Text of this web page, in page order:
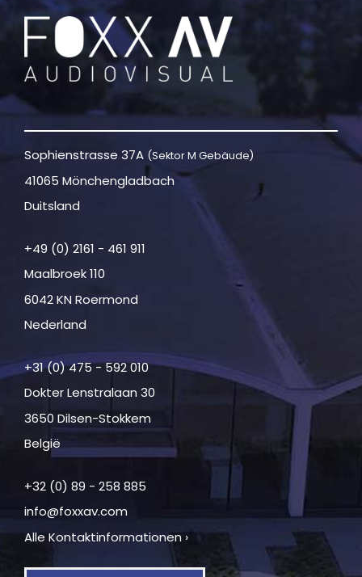
Sophienstrasse 37A (Sektor M Gebäude)
41065 Mönchengladbach
Duitsland
+49 (0) 2161 - 461 911
Maalbroek 110
6042 KN Roermond
Nederland
+31 (0) 475 - 592 010
Dokter Lenstralaan 30
3650 Dilsen-Stokkem
België
+32 (0) 89 - 258 885
info@foxxav.com
Alle Kontaktinformationen ›